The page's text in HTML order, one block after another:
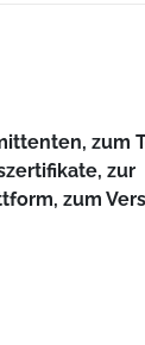
zum
zur
zum